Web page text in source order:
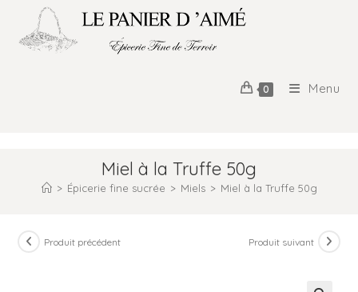
0 Menu
Miel à la Truffe 50g
> Épicerie fine sucrée > Miels > Miel à la Truffe 50g
Produit précédent Produit suivant